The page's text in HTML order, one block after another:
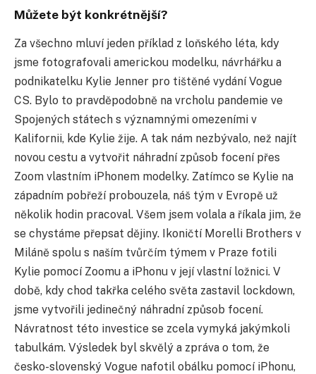
Můžete být konkrétnější?
Za všechno mluví jeden příklad z loňského léta, kdy
jsme fotografovali americkou modelku, návrhářku a
podnikatelku Kylie Jenner pro tištěné vydání Vogue
CS. Bylo to pravděpodobně na vrcholu pandemie ve
Spojených státech s významnými omezeními v
Kalifornii, kde Kylie žije. A tak nám nezbývalo, než najít
novou cestu a vytvořit náhradní způsob focení přes
Zoom vlastním iPhonem modelky. Zatímco se Kylie na
západním pobřeží probouzela, náš tým v Evropě už
několik hodin pracoval. Všem jsem volala a říkala jim, že
se chystáme přepsat dějiny. Ikoničtí Morelli Brothers v
Miláně spolu s naším tvůrčím týmem v Praze fotili
Kylie pomocí Zoomu a iPhonu v její vlastní ložnici. V
době, kdy chod takřka celého světa zastavil lockdown,
jsme vytvořili jedinečný náhradní způsob focení.
Návratnost této investice se zcela vymyká jakýmkoli
tabulkám. Výsledek byl skvělý a zpráva o tom, že
česko-slovenský Vogue nafotil obálku pomocí iPhonu,